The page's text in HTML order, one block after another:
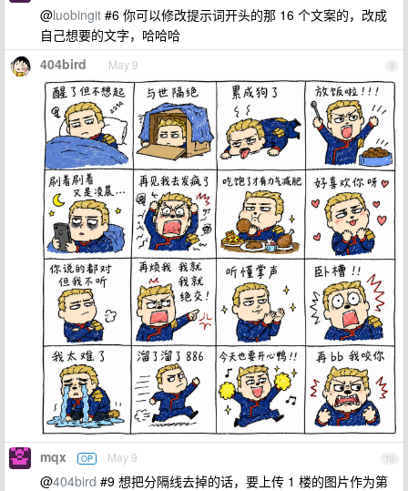
@luobingit #6 你可以修改提示词开头的那 16 个文案的，改成
自己想要的文字，哈哈哈
9
404bird May 9
10
mqx OP May 9
@404bird #9 想把分隔线去掉的话，要上传 1 楼的图片作为第